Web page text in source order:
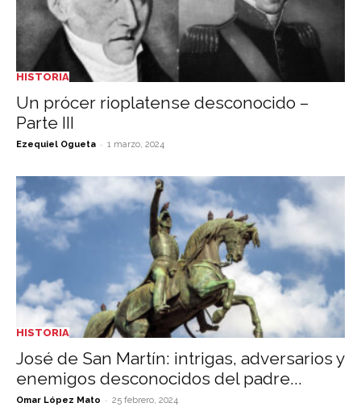
HISTORIA
Un prócer rioplatense desconocido –
Parte III
Ezequiel Ogueta - 1 marzo, 2024
HISTORIA
José de San Martín: intrigas, adversarios y
enemigos desconocidos del padre...
Omar López Mato - 25 febrero, 2024